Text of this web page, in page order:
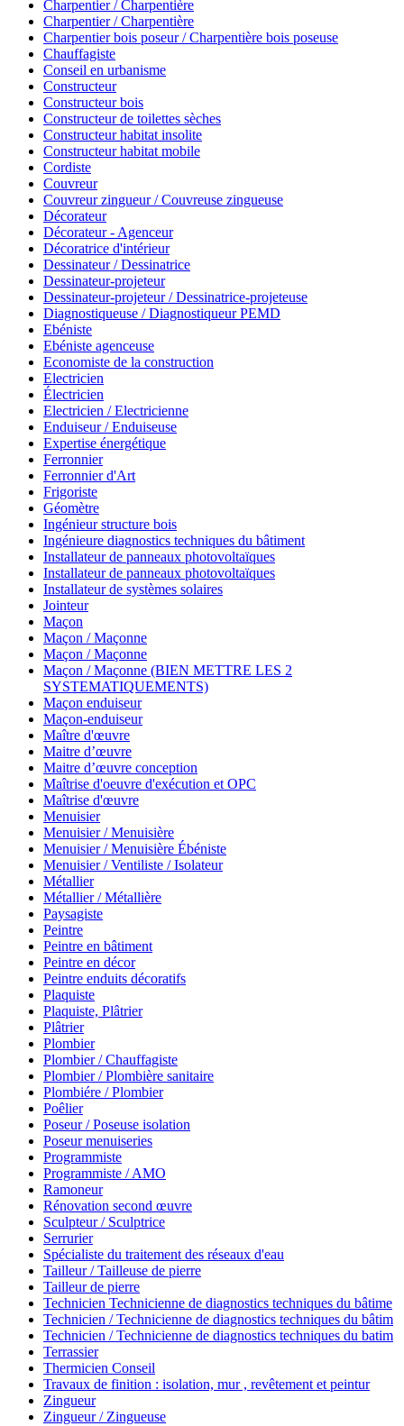
Charpentier / Charpentière
Charpentier / Charpentière
Charpentier bois poseur / Charpentière bois poseuse
Chauffagiste
Conseil en urbanisme
Constructeur
Constructeur bois
Constructeur de toilettes sèches
Constructeur habitat insolite
Constructeur habitat mobile
Cordiste
Couvreur
Couvreur zingueur / Couvreuse zingueuse
Décorateur
Décorateur - Agenceur
Décoratrice d'intérieur
Dessinateur / Dessinatrice
Dessinateur-projeteur
Dessinateur-projeteur / Dessinatrice-projeteuse
Diagnostiqueuse / Diagnostiqueur PEMD
Ebéniste
Ebéniste agenceuse
Economiste de la construction
Electricien
Électricien
Electricien / Electricienne
Enduiseur / Enduiseuse
Expertise énergétique
Ferronnier
Ferronnier d'Art
Frigoriste
Géomètre
Ingénieur structure bois
Ingénieure diagnostics techniques du bâtiment
Installateur de panneaux photovoltaïques
Installateur de panneaux photovoltaïques
Installateur de systèmes solaires
Jointeur
Maçon
Maçon / Maçonne
Maçon / Maçonne
Maçon / Maçonne (BIEN METTRE LES 2
SYSTEMATIQUEMENTS)
Maçon enduiseur
Maçon-enduiseur
Maître d'œuvre
Maitre d’œuvre
Maitre d’œuvre conception
Maîtrise d'oeuvre d'exécution et OPC
Maîtrise d'œuvre
Menuisier
Menuisier / Menuisière
Menuisier / Menuisière Ébéniste
Menuisier / Ventiliste / Isolateur
Métallier
Métallier / Métallière
Paysagiste
Peintre
Peintre en bâtiment
Peintre en décor
Peintre enduits décoratifs
Plaquiste
Plaquiste, Plâtrier
Plâtrier
Plombier
Plombier / Chauffagiste
Plombier / Plombière sanitaire
Plombiére / Plombier
Poêlier
Poseur / Poseuse isolation
Poseur menuiseries
Programmiste
Programmiste / AMO
Ramoneur
Rénovation second œuvre
Sculpteur / Sculptrice
Serrurier
Spécialiste du traitement des réseaux d'eau
Tailleur / Tailleuse de pierre
Tailleur de pierre
Technicien Technicienne de diagnostics techniques du bâtime
Technicien / Technicienne de diagnostics techniques du bâtim
Technicien / Technicienne de diagnostics techniques du batim
Terrassier
Thermicien Conseil
Travaux de finition : isolation, mur , revêtement et peintur
Zingueur
Zingueur / Zingueuse